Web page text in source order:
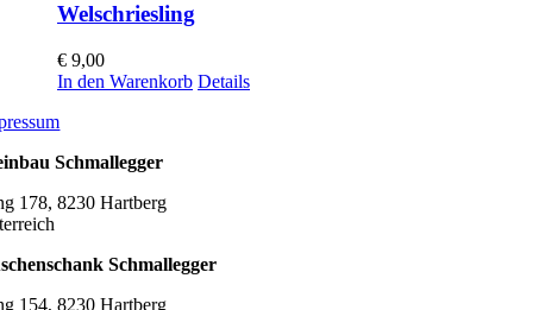
Welschriesling
€ 9,00
In den Warenkorb Details
Schmallegger
178, 8230 Hartberg
Schmallegger
154, 8230 Hartberg